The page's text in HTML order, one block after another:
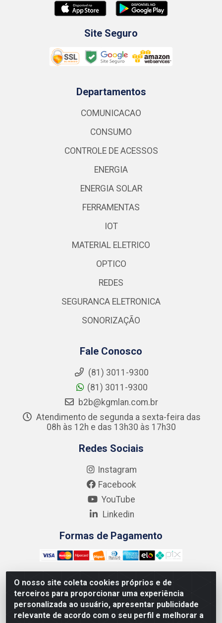
O nosso site coleta cookies próprios e de
terceiros para proporcionar uma experiência
personalizada ao usuário, apresentar publicidade
relevante de acordo com o seu perfil e melhorar a
Site Seguro
Departamentos
COMUNICACAO
CONSUMO
CONTROLE DE ACESSOS
ENERGIA
ENERGIA SOLAR
FERRAMENTAS
IOT
MATERIAL ELETRICO
OPTICO
REDES
SEGURANCA ELETRONICA
SONORIZAÇÃO
Fale Conosco
(81) 3011-9300
(81) 3011-9300
b2b@kgmlan.com.br
Atendimento de segunda a sexta-feira das
08h às 12h e das 13h30 às 17h30
Redes Sociais
Instagram
Facebook
YouTube
Linkedin
Formas de Pagamento
Kgmlan Distribuidora LTDA - CNPJ 18.217.682/0001-54 -
Rua Pedro de Barros Cavalcante, 58 - Bultrins, Olinda/PE
- CEP 53320-110